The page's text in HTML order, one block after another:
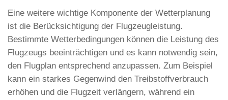
Eine weitere wichtige Komponente der Wetterplanung
ist die Berücksichtigung der Flugzeugleistung.
Bestimmte Wetterbedingungen können die Leistung des
Flugzeugs beeinträchtigen und es kann notwendig sein,
den Flugplan entsprechend anzupassen. Zum Beispiel
kann ein starkes Gegenwind den Treibstoffverbrauch
erhöhen und die Flugzeit verlängern, während ein